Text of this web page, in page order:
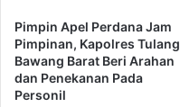
Pimpin Apel Perdana Jam
Pimpinan, Kapolres Tulang
Bawang Barat Beri Arahan
dan Penekanan Pada
Personil